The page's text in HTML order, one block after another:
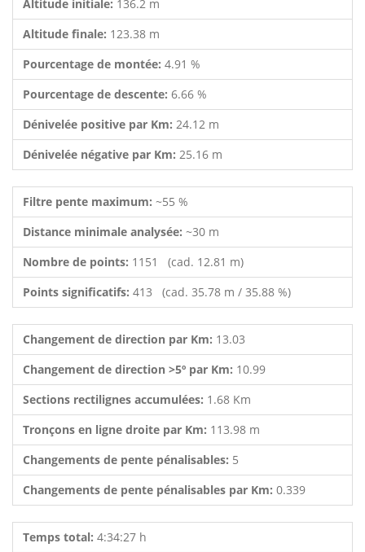
Altitude initiale: 136.2 m
Altitude finale: 123.38 m
Pourcentage de montée: 4.91 %
Pourcentage de descente: 6.66 %
Dénivelée positive par Km: 24.12 m
Dénivelée négative par Km: 25.16 m
Filtre pente maximum: ~55 %
Distance minimale analysée: ~30 m
Nombre de points: 1151 (cad. 12.81 m)
Points significatifs: 413 (cad. 35.78 m / 35.88 %)
Changement de direction par Km: 13.03
Changement de direction >5º par Km: 10.99
Sections rectilignes accumulées: 1.68 Km
Tronçons en ligne droite par Km: 113.98 m
Changements de pente pénalisables: 5
Changements de pente pénalisables par Km: 0.339
Temps total: 4:34:27 h